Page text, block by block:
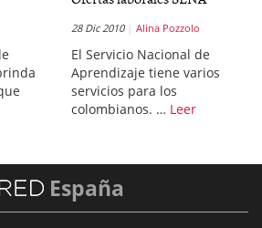
28 Dic 2010 Alina Pozzolo
El Servicio Nacional de
Aprendizaje tiene varios
servicios para los
colombianos. … Leer
España